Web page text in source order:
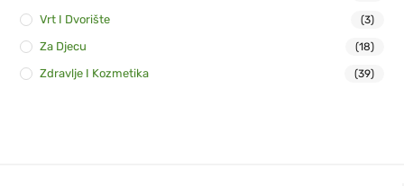
Vrt I Dvorište (3)
Za Djecu (18)
Zdravlje I Kozmetika (39)